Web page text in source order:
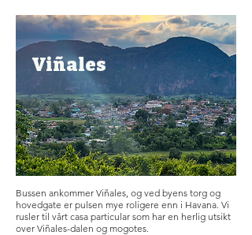
Viñales
Bussen ankommer Viñales, og ved byens torg og
hovedgate er pulsen mye roligere enn i Havana. Vi
rusler til vårt casa particular som har en herlig utsikt
over Viñales-dalen og mogotes.